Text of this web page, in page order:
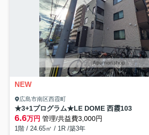
NEW
広島市南区西霞町
★3+1プログラム★LE DOME 西霞103
6.6万円 管理/共益費3,000円
1階 / 24.65㎡ / 1R /築3年